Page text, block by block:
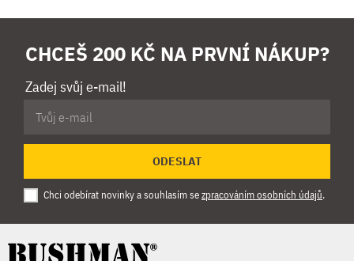
CHCEŠ 200 KČ NA PRVNÍ NÁKUP?
Zadej svůj e-mail!
ODESLAT
Chci odebírat novinky a souhlasím sezpracováním osobních údajů.